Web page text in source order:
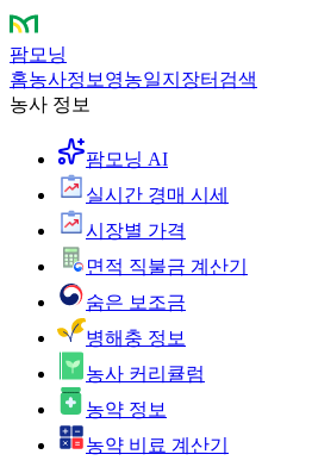
팜모닝
홈농사정보 영농일지 장터 검색
농사 정보
팜모닝 AI
실시간 경매 시세
시장별 가격
면적 직불금 계산기
숨은 보조금
병해충 정보
농사 커리큘럼
농약 정보
농약 비료 계산기